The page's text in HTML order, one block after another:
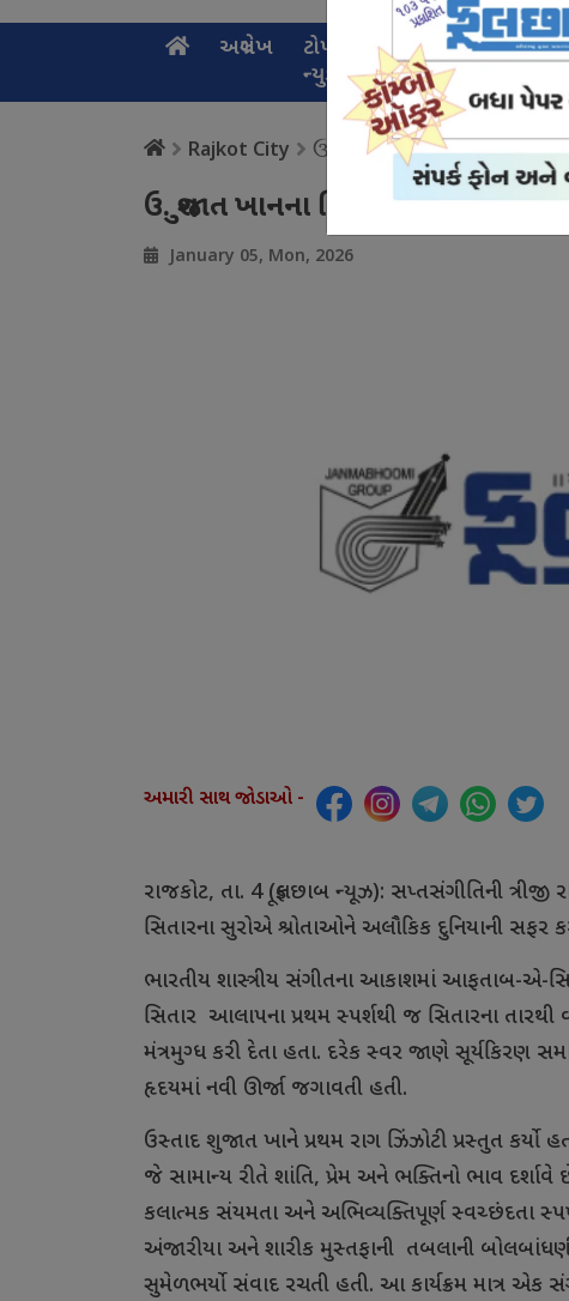
અગ્રલેખ
ટોપ
ન્યુઝ
નેશનલ
ન્યુઝ
સ્પોર્ટ
Rajkot City ઉ. શુજાત ખાનના સિતારના
ઉ. શુજાત ખાનના સિતારના સુરો
January 05, Mon, 2026
અમારી સાથ જોડાઓ -
રાજકોટ, તા. 4 (ફૂલછાબ ન્યૂઝ): સપ્તસંગીતિની
સિતારના સુરોએ શ્રોતાઓને અલૌકિક દુનિયાની સફર
ભારતીય શાસ્ત્રીય સંગીતના આકાશમાં આફતાબ-એ-
સિતાર આલાપના પ્રથમ સ્પર્શથી જ સિતારના
મંત્રમુગ્ધ કરી દેતા હતા. દરેક સ્વર જાણે સૂર્યકિરણ
હૃદયમાં નવી ઊર્જા જગાવતી હતી.
ઉસ્તાદ શુજાત ખાને પ્રથમ રાગ ઝિંઝોટી પ્રસ્તુત કર્યો
જે સામાન્ય રીતે શાંતિ, પ્રેમ અને ભક્તિનો ભાવ દર્શાવે
કલાત્મક સંયમતા અને અભિવ્યક્તિપૂર્ણ સ્વચ્છંદતા
અંજારીયા અને શારીક મુસ્તફાની તબલાની
સુમેળભર્યો સંવાદ રચતી હતી. આ કાર્યક્રમ માત્ર એક